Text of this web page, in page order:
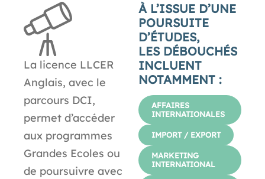
La licence LLCER
Anglais, avec le
parcours DCI,
permet d’accéder
aux programmes
Grandes Ecoles ou
de poursuivre avec
À L’ISSUE D’UNE
POURSUITE
D’ÉTUDES,
LES DÉBOUCHÉS
INCLUENT
NOTAMMENT :
AFFAIRES
INTERNATIONALES
IMPORT / EXPORT
MARKETING
INTERNATIONAL